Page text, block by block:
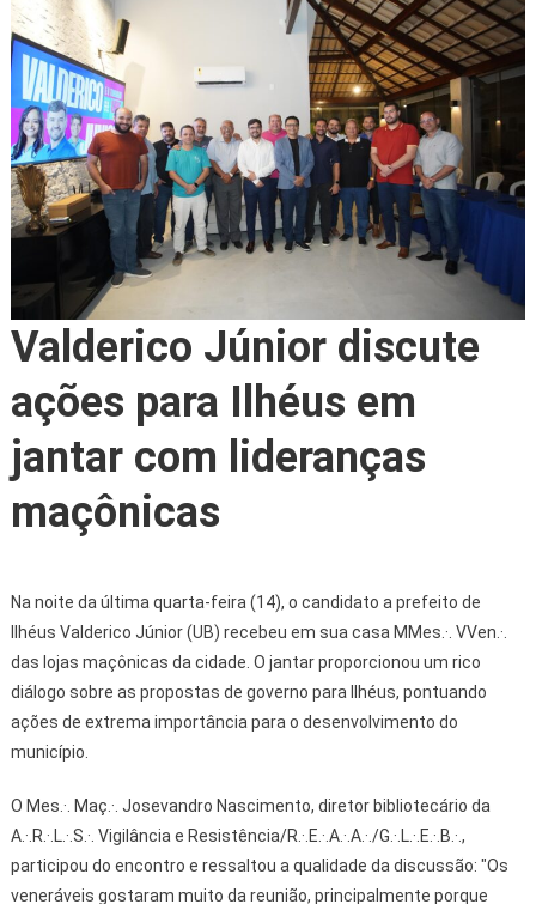
Valderico Júnior discute
ações para Ilhéus em
jantar com lideranças
maçônicas
Na noite da última quarta-feira (14), o candidato a prefeito de
Ilhéus Valderico Júnior (UB) recebeu em sua casa MMes.·. VVen.·.
das lojas maçônicas da cidade. O jantar proporcionou um rico
diálogo sobre as propostas de governo para Ilhéus, pontuando
ações de extrema importância para o desenvolvimento do
município.
O Mes.·. Maç.·. Josevandro Nascimento, diretor bibliotecário da
A.·.R.·.L.·.S.·. Vigilância e Resistência/R.·.E.·.A.·.A.·./G.·.L.·.E.·.B.·.,
participou do encontro e ressaltou a qualidade da discussão: "Os
veneráveis gostaram muito da reunião, principalmente porque